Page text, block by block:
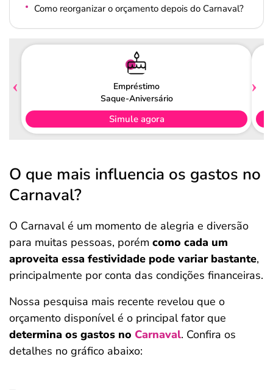
Como reorganizar o orçamento depois do Carnaval?
Empréstimo
Saque-Aniversário
Simule agora
O que mais influencia os gastos no
Carnaval?
O Carnaval é um momento de alegria e diversão
para muitas pessoas, porém como cada um
aproveita essa festividade pode variar bastante,
principalmente por conta das condições financeiras.
Nossa pesquisa mais recente revelou que o
orçamento disponível é o principal fator que
determina os gastos no Carnaval. Confira os
detalhes no gráfico abaixo: